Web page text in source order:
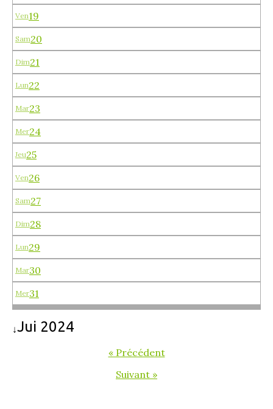
Ven19
Sam20
Dim21
Lun22
Mar23
Mer24
Jeu25
Ven26
Sam27
Dim28
Lun29
Mar30
Mer31
↓Jui 2024
« Précédent
Suivant »